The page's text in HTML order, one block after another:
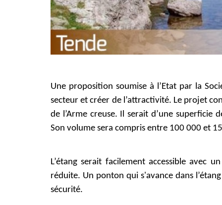
Une proposition soumise à l’Etat par la
secteur et créer de l’attractivité. Le projet
de l’Arme creuse. Il serait d’une
Son volume sera compris entre 100 000 et
L’étang serait facilement accessible avec
réduite. Un ponton qui s'avance dans
sécurité.